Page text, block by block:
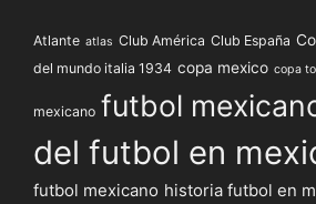
Atlante atlas Club América Club España
del mundo italia 1934 copa mexico copa
mexicano futbol
del futbol en
futbol mexicano historia futbol en